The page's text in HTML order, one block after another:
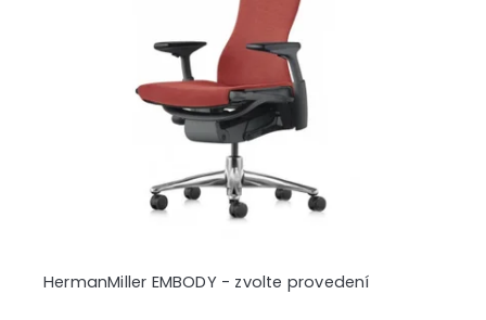
HermanMiller EMBODY - zvolte provedení